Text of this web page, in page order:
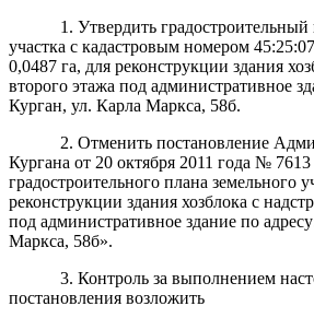
1. Утвердить градостроительный
участка с кадастровым номером
0,0487 га, для реконструкции здания
второго этажа под административное
Курган, ул. Карла Маркса, 58б.
2. Отменить постановление
Кургана от 20 октября 2011 года №
градостроительного плана земельного
реконструкции здания хозблока с
под административное здание по
Маркса, 58б».
3. Контроль за выполнением
постановления возложить